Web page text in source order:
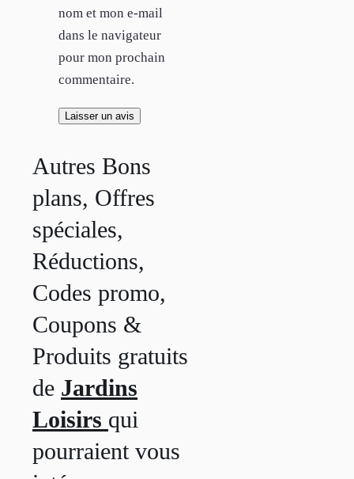
nom et mon e-mail
dans le navigateur
pour mon prochain
commentaire.
Autres Bons
plans, Offres
spéciales,
Réductions,
Codes promo,
Coupons &
Produits gratuits
de Jardins
Loisirs qui
pourraient vous